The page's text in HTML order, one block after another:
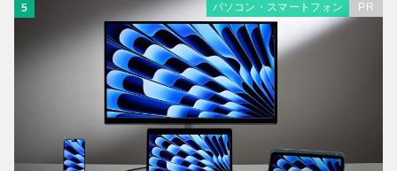
5 パソコン・スマートフォン PR